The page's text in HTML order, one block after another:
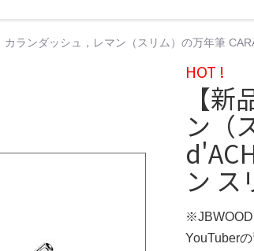
カランダッシュ，レマン（スリム）の万年筆
HOT !
【
ン（
ン ス
YouTuber